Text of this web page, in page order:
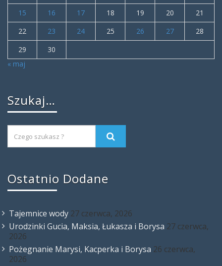
15
16 17 18 19 20
21
22
23 24 25 26 27
28
29
30
« maj
Szukaj…
Ostatnio Dodane
Tajemnice wody 27 czerwca, 2026
Urodzinki Gucia, Maksia, Łukasza i Borysa 27 czerwca,
2026
Pożegnanie Marysi, Kacperka i Borysa 26 czerwca,
2026